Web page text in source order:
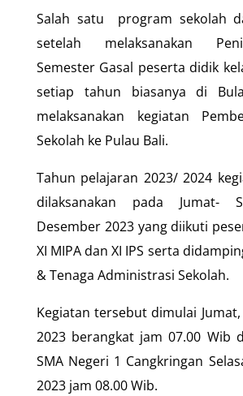
Salah satu program sekolah
setelah melaksanakan
Semester Gasal peserta didik
setiap tahun biasanya di
melaksanakan kegiatan
Sekolah ke Pulau Bali.
Tahun pelajaran 2023/ 2024
dilaksanakan pada Jumat-
Desember 2023 yang diikuti
XI MIPA dan XI IPS serta
& Tenaga Administrasi Sekolah.
Kegiatan tersebut dimulai
2023 berangkat jam 07.00 Wib
SMA Negeri 1 Cangkringan
2023 jam 08.00 Wib.